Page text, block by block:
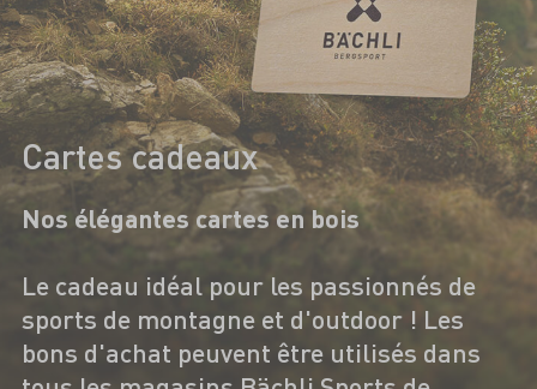
Cartes cadeaux
Nos élégantes cartes en bois
Le cadeau idéal pour les passionnés de
sports de montagne et d'outdoor ! Les
bons d'achat peuvent être utilisés dans